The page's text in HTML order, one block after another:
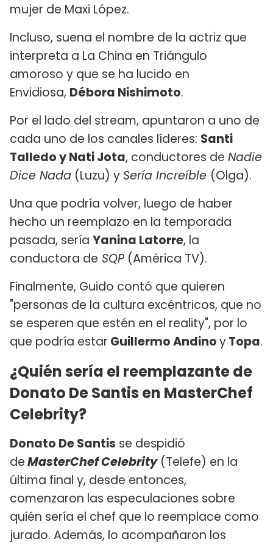
mujer de Maxi López.
Incluso, suena el nombre de la actriz que
interpreta a La China en Triángulo
amoroso y que se ha lucido en
Envidiosa, Débora Nishimoto.
Por el lado del stream, apuntaron a uno de
cada uno de los canales líderes: Santi
Talledo y Nati Jota, conductores de Nadie
Dice Nada (Luzu) y Sería Increíble (Olga).
Una que podría volver, luego de haber
hecho un reemplazo en la temporada
pasada, sería Yanina Latorre, la
conductora de SQP(América TV).
Finalmente, Guido contó que quieren
"personas de la cultura excéntricos, que no
se esperen que estén en el reality", por lo
que podría estar Guillermo AndinoyTopa.
¿Quién sería el reemplazante de
Donato De Santis en MasterChef
Celebrity?
Donato De Santis se despidió
deMasterChef Celebrity(Telefe) en la
última final y, desde entonces,
comenzaron las especulaciones sobre
quién sería el chef que lo reemplace como
jurado. Además, lo acompañaron los